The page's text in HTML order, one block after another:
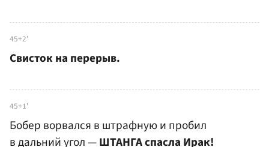
45+2'
Свисток на перерыв.
45+1'
Бобер ворвался в штрафную и пробил
в дальний угол —ШТАНГА спасла Ирак!